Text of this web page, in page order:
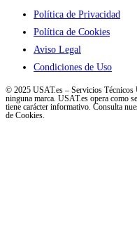
Política de Privacidad
Política de Cookies
Aviso Legal
Condiciones de Uso
© 2025 USAT.es – Servicios
ninguna marca. USAT.es opera como
tiene carácter informativo. Consulta
de Cookies.